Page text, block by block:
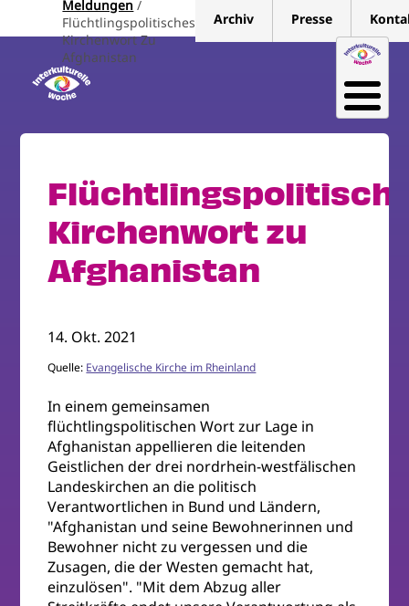
Meldungen
Flüchtlingspolitisches
Kirchenwort Zu
Afghanistan
Archiv Presse
Kirchenwort zu
Afghanistan
14. Okt. 2021
Quelle: Evangelische Kirche im Rheinland
In einem gemeinsamen
flüchtlingspolitischen Wort zur Lage in
Afghanistan appellieren die leitenden
Geistlichen der drei nordrhein-westfälischen
Landeskirchen an die politisch
Verantwortlichen in Bund und Ländern,
"Afghanistan und seine Bewohnerinnen und
Bewohner nicht zu vergessen und die
Zusagen, die der Westen gemacht hat,
einzulösen". "Mit dem Abzug aller